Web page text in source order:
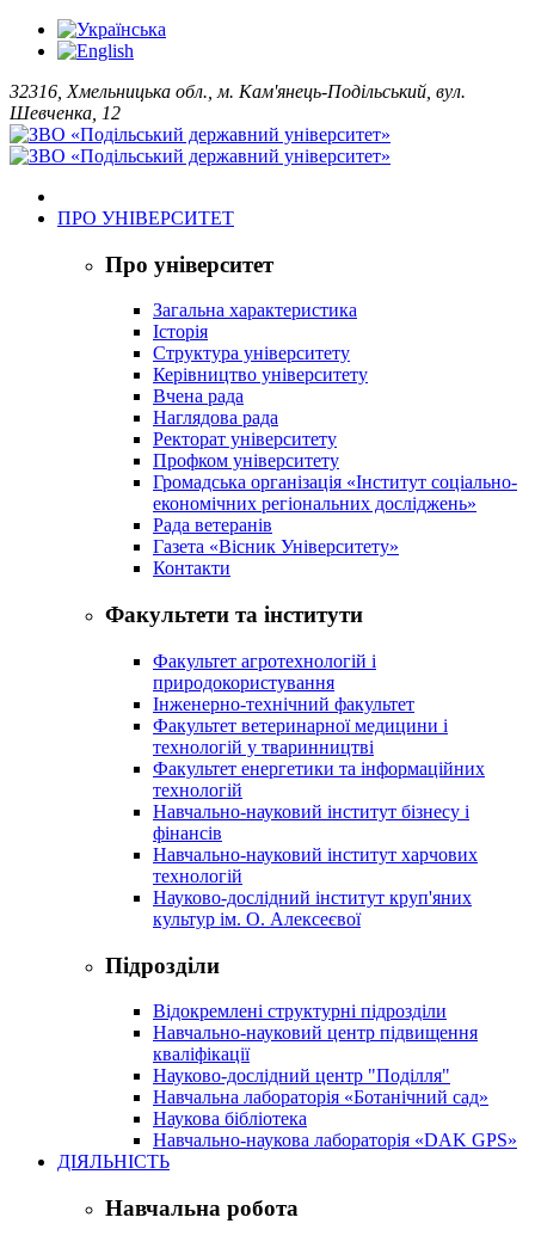
32316, Хмельницька обл., м. Кам'янець-Подільський, вул.
Шевченка, 12
ПРО УНІВЕРСИТЕТ
Про університет
Загальна характеристика
Історія
Структура університету
Керівництво університету
Вчена рада
Наглядова рада
Ректорат університету
Профком університету
Громадська організація «Інститут соціально-
економічних регіональних досліджень»
Рада ветеранів
Газета «Вісник Університету»
Контакти
Факультети та інститути
Факультет агротехнологій і
природокористування
Інженерно-технічний факультет
Факультет ветеринарної медицини і
технологій у тваринництві
Факультет енергетики та інформаційних
технологій
Навчально-науковий інститут бізнесу і
фінансів
Навчально-науковий інститут харчових
технологій
Науково-дослідний інститут круп'яних
культур ім. О. Алексеєвої
Підрозділи
Відокремлені структурні підрозділи
Навчально-науковий центр підвищення
кваліфікації
Науково-дослідний центр "Поділля"
Навчальна лабораторія «Ботанічний сад»
Наукова бібліотека
Навчально-наукова лабораторія «DAK GPS»
ДІЯЛЬНІСТЬ
Навчальна робота